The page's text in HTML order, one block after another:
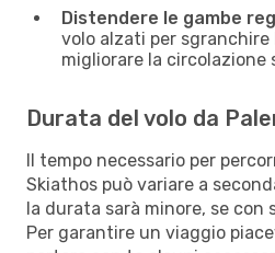
Distendere le gambe
volo alzati per sgranchire
migliorare la circolazione
Durata del volo da
Il tempo necessario per
Skiathos può variare a
la durata sarà minore, se con
Per garantire un viaggio